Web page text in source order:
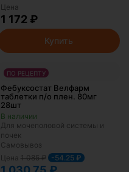
Цена
1 172 ₽
Купить
ПО РЕЦЕПТУ
Фебуксостат Велфарм
таблетки п/о плен. 80мг
28шт
Для мочеполовой системы и
почек
Самовывоз
Цена 1 085₽ -54.25 ₽